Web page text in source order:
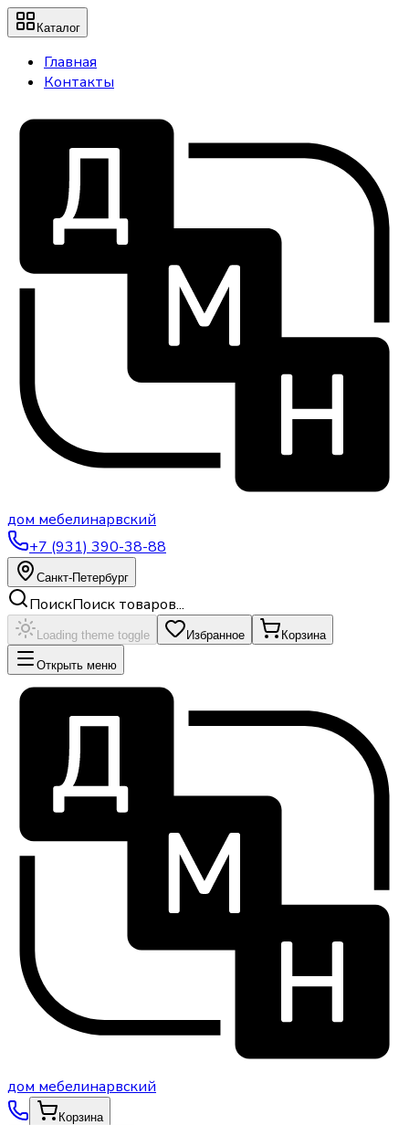
Каталог
Главная
Контакты
дом мебелинарвский
+7 (931) 390-38-88
Санкт-Петербург
ПоискПоиск товаров...
Loading theme toggle Избранное Корзина
Открыть меню
дом мебелинарвский
Корзина